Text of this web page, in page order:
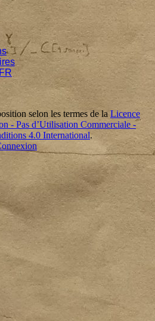
selon les termes de la Licence
- Pas d’Utilisation Commerciale -
4.0 International.